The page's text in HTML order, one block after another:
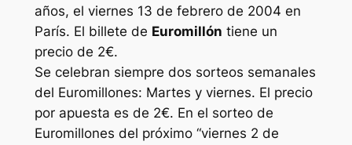
años, el viernes 13 de febrero de 2004 en
París. El billete de Euromillón tiene un
precio de 2€.
Se celebran siempre dos sorteos semanales
del Euromillones: Martes y viernes. El precio
por apuesta es de 2€. En el sorteo de
Euromillones del próximo “viernes 2 de